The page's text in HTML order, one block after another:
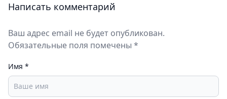
Написать комментарий
Ваш адрес email не будет опубликован.
Обязательные поля помечены *
Имя *